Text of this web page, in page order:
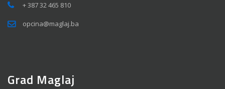
+ 387 32 465 810
opcina@maglaj.ba
Grad Maglaj